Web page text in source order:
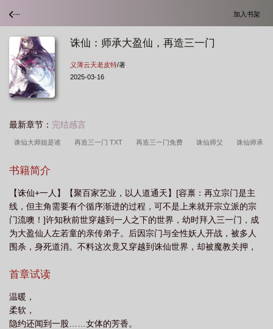
加入书架
诛仙：师承大盈仙，再造三一门
义薄云天老皮特/著
2025-03-16
最新章节： 完结感言
诛仙大师姐是谁 再造三一门 TXT 再造三一门免费 诛仙师父 诛仙师承
一门(1-200)
门 诛仙师承大盈仙再造三一门 义薄云天老皮特 再造三一门全文阅读 再造
三一门在哪里能看到 诛仙3师徒哪些技能点重要 诛仙仙师篇 诛仙师
兄 诛仙师承大盈仙再造三一门免费阅读 诛仙拜师 诛仙 大师兄 再造三
一门正文目录_蓝海中文 诛仙3师徒任务怎么做 诛仙师承大盈仙再造三一门笔
徒 诛仙师徒任务在哪里接
书籍简介
【诛仙+一人】【聚百家艺业，以人道通天】[容禀：再立宗门是主
线，但主角需要有个循序渐进的过程，可不是上来就开宗立派的宗
门流噢！]许知秋前世穿越到一人之下的世界，幼时拜入三一门，成
为大盈仙人左若童的亲传弟子。后因宗门与全性妖人开战，被多人
围杀，身死道消。不料这次竟又穿越到诛仙世界，却被魔教关押，
谆教导，作风正派。今生再世为人，又岂能甘为玩物，任人取用？
首章试读
温暖，
柔软，
隐约还闻到一股……女体的芳香。